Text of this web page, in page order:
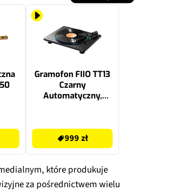
Gramofon FIIO TT13
Czarny
Automatyczny,
Prędkość odtw. 33 1-
3, 45 obr.-min
999 zł
które produkuje
za pośrednictwem wielu